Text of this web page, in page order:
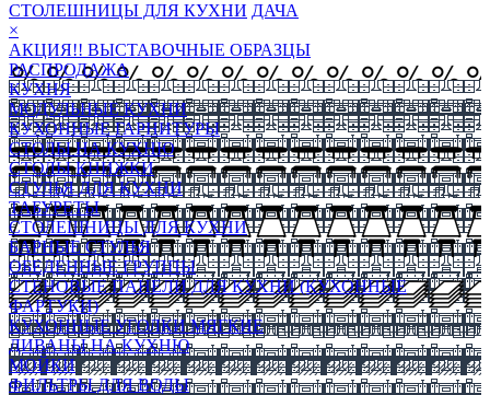
СТОЛЕШНИЦЫ ДЛЯ КУХНИ ДАЧА
×
АКЦИЯ!! ВЫСТАВОЧНЫЕ ОБРАЗЦЫ
РАСПРОДАЖА
КУХНЯ
МОДУЛЬНЫЕ КУХНИ
КУХОННЫЕ ГАРНИТУРЫ
СТОЛЫ НА КУХНЮ
СТОЛЫ КНИЖКИ
СТУЛЬЯ ДЛЯ КУХНИ
ТАБУРЕТЫ
СТОЛЕШНИЦЫ ДЛЯ КУХНИ
БАРНЫЕ СТУЛЬЯ
ОБЕДЕННЫЕ ГРУППЫ
СТЕНОВЫЕ ПАНЕЛИ ДЛЯ КУХНИ (КУХОННЫЕ
ФАРТУКИ)
КУХОННЫЕ УГОЛКИ МЯГКИЕ
ДИВАНЫ НА КУХНЮ
МОЙКИ
ФИЛЬТРЫ ДЛЯ ВОДЫ